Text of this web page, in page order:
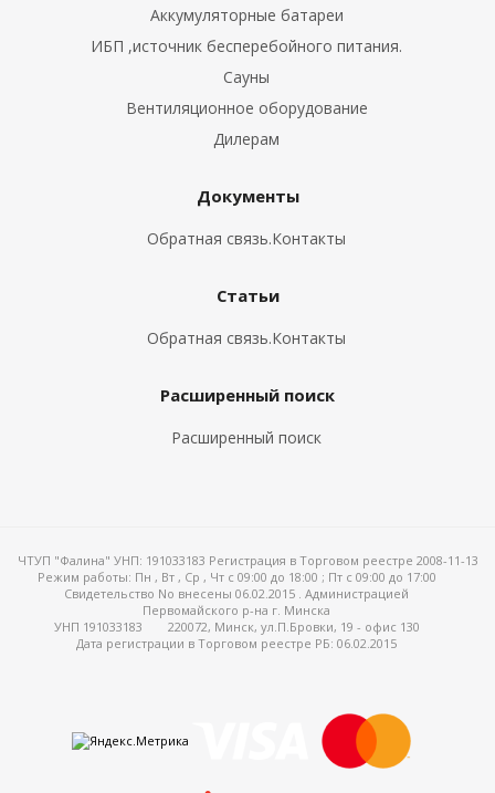
Аккумуляторные батареи
ИБП ,источник бесперебойного питания.
Сауны
Вентиляционное оборудование
Дилерам
Документы
Обратная связь.Контакты
Статьи
Обратная связь.Контакты
Расширенный поиск
Расширенный поиск
ЧТУП "Фалина" УНП: 191033183 Регистрация в Торговом реестре 2008-11-13
Режим работы: Пн , Вт , Ср , Чт c 09:00 до 18:00 ; Пт c 09:00 до 17:00
Свидетельство No внесены 06.02.2015 . Администрацией
Первомайского р-на г. Минска
УНП 191033183
220072, Минск, ул.П.Бровки, 19 - офис 130
Дата регистрации в Торговом реестре РБ: 06.02.2015